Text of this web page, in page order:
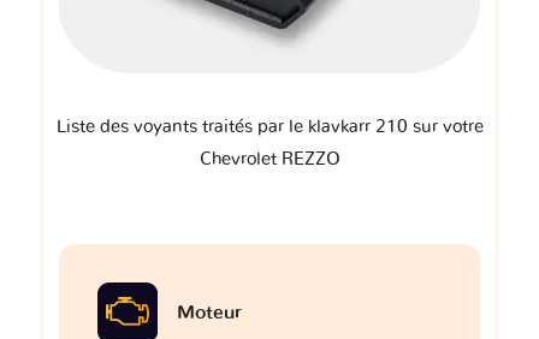
Liste des voyants traités par le klavkarr 210 sur votre
Chevrolet REZZO
Moteur